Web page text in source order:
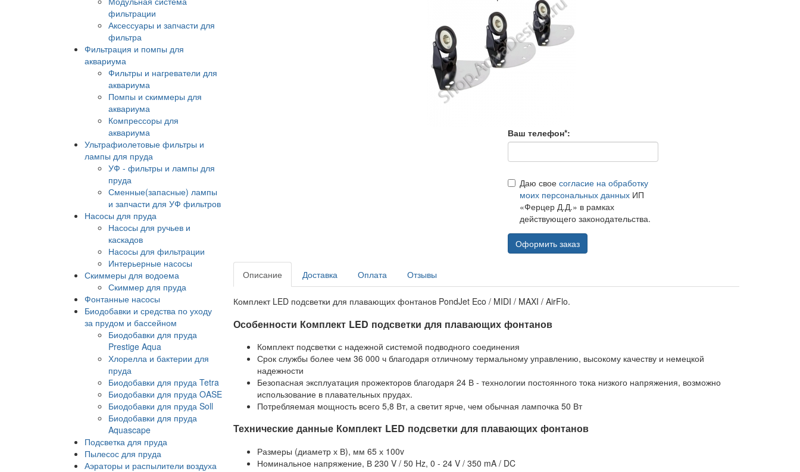
фильтрации
Аксессуары и запчасти для
фильтра
Фильтрация и помпы для
аквариума
Фильтры и нагреватели для
аквариума
Помпы и скиммеры для
аквариума
Компрессоры для
аквариума
Ультрафиолетовые фильтры и
лампы для пруда
УФ - фильтры и лампы для
пруда
Сменные(запасные) лампы
и запчасти для УФ фильтров
Насосы для пруда
Насосы для ручьев и
каскадов
Насосы для фильтрации
Интерьерные насосы
Скиммеры для водоема
Скиммер для пруда
Фонтанные насосы
Биодобавки и средства по уходу
за прудом и бассейном
Биодобавки для пруда
Prestige Aqua
Хлорелла и бактерии для
пруда
Биодобавки для пруда Tetra
Биодобавки для пруда OASE
Биодобавки для пруда Soll
Биодобавки для пруда
Aquascape
Подсветка для пруда
Пылесос для пруда
Аэраторы и распылители воздуха
Ваш телефон*:
Даю свое согласие на обработку
моих персональных данныхИП
«Ферцер Д.Д.» в рамках
действующего законодательства.
Оформить заказ
Описание Доставка Оплата Отзывы
Комплект LED подсветки для плавающих фонтанов PondJet Eco / MIDI / MAXI / AirFlo.
Особенности Комплект LED подсветки для плавающих фонтанов
Комплект подсветки с надежной системой подводного соединения
Срок службы более чем 36 000 ч благодаря отличному термальному управлению, высокому качеству и немецкой
надежности
Безопасная эксплуатация прожекторов благодаря 24 В - технологии постоянного тока низкого напряжения, возможно
использование в плавательных прудах.
Потребляемая мощность всего 5,8 Вт, а светит ярче, чем обычная лампочка 50 Вт
Технические данные Комплект LED подсветки для плавающих фонтанов
Размеры (диаметр х В), мм 65 х 100v
Номинальное напряжение, В 230 V / 50 Hz, 0 - 24 V / 350 mA / DC